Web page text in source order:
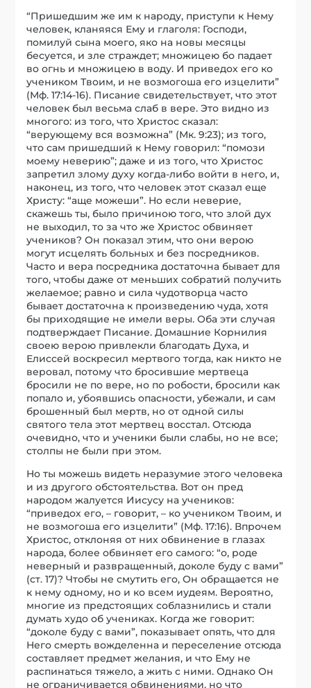
“Пришедшим же им к народу, приступи к Нему
человек, кланяяся Ему и глаголя: Господи,
помилуй сына моего, яко на новы месяцы
бесуется, и зле страждет; множицею бо падает
во огнь и множицею в воду. И приведох его ко
учеником Твоим, и не возмогоша его изцелити”
(Мф. 17:14-16). Писание свидетельствует, что этот
человек был весьма слаб в вере. Это видно из
многого: из того, что Христос сказал:
“верующему вся возможна” (Мк. 9:23); из того,
что сам пришедший к Нему говорил: “помози
моему неверию”; даже и из того, что Христос
запретил злому духу когда-либо войти в него, и,
наконец, из того, что человек этот сказал еще
Христу: “аще можеши”. Но если неверие,
скажешь ты, было причиною того, что злой дух
не выходил, то за что же Христос обвиняет
учеников? Он показал этим, что они верою
могут исцелять больных и без посредников.
Часто и вера посредника достаточна бывает для
того, чтобы даже от меньших собратий получить
желаемое; равно и сила чудотворца часто
бывает достаточна к произведению чуда, хотя
бы приходящие не имели веры. Оба эти случая
подтверждает Писание. Домашние Корнилия
своею верою привлекли благодать Духа, и
Елиссей воскресил мертвого тогда, как никто не
веровал, потому что бросившие мертвеца
бросили не по вере, но по робости, бросили как
попало и, убоявшись опасности, убежали, и сам
брошенный был мертв, но от одной силы
святого тела этот мертвец восстал. Отсюда
очевидно, что и ученики были слабы, но не все;
столпы не были при этом.
Но ты можешь видеть неразумие этого человека
и из другого обстоятельства. Вот он пред
народом жалуется Иисусу на учеников:
“приведох его, – говорит, – ко учеником Твоим, и
не возмогоша его изцелити” (Мф. 17:16). Впрочем
Христос, отклоняя от них обвинение в глазах
народа, более обвиняет его самого: “о, роде
неверный и развращенный, доколе буду с вами”
(ст. 17)? Чтобы не смутить его, Он обращается не
к нему одному, но и ко всем иудеям. Вероятно,
многие из предстоящих соблазнились и стали
думать худо об учениках. Когда же говорит:
“доколе буду с вами”, показывает опять, что для
Него смерть вожделенна и переселение отсюда
составляет предмет желания, и что Ему не
распинаться тяжело, а жить с ними. Однако Он
не ограничивается обвинениями, но что